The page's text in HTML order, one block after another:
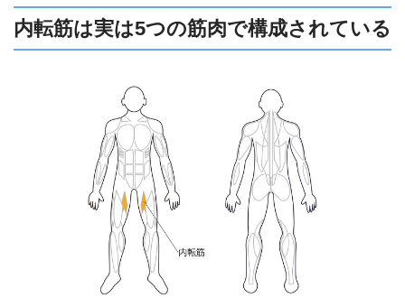
内転筋は実は5つの筋肉で構成されている